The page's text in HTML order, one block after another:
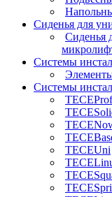
Сиденья для
Сиденья
Системы
Системы
TECEUni